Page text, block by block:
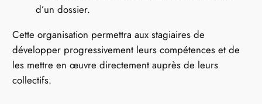
d’un dossier.
Cette organisation permettra aux stagiaires de
développer progressivement leurs compétences et de
les mettre en œuvre directement auprès de leurs
collectifs.